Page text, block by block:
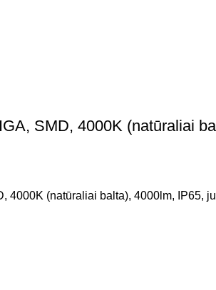
SMD, 4000K (natūraliai
4000K (natūraliai balta), 4000lm, IP65,